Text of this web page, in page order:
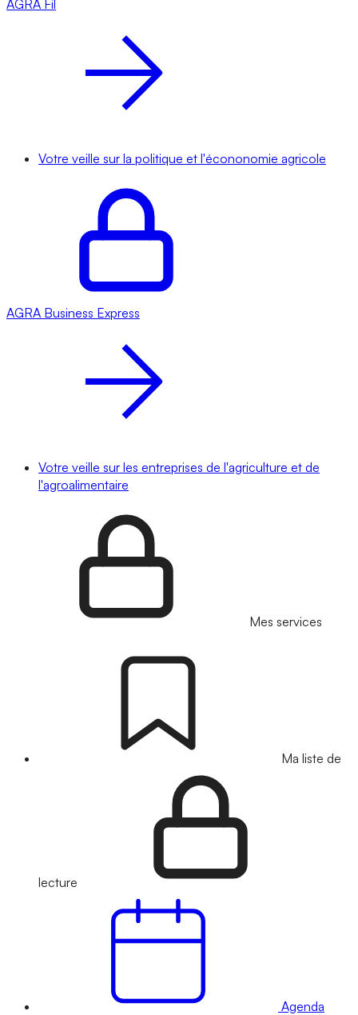
AGRA Fil
Votre veille sur la politique et l'écononomie agricole
AGRA Business Express
Votre veille sur les entreprises de l'agriculture et de
l'agroalimentaire
Mes services
Ma liste de
lecture
Agenda